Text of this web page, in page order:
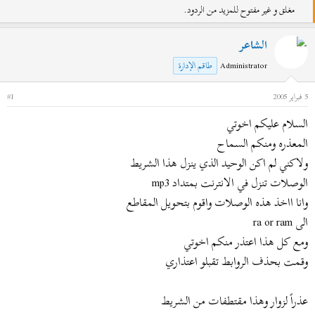
د
ئ
ا
م
و
ض
و
ع
ر
ي
خ
ا
ل
د
ء
مغلق و غير مفتوح للمزيد من الردود.
الشاعر
Administrator طاقم الإدارة
5 فبراير 2005
#1
السلام عليكم اخوتي
المعذره ومنكم السماح
ولاكني لم اكن الوحيد الذي ينزل هذا الشريط
الوصلات تنزل في الانترنت بمتداد mp3
وانا ااخذ هذه الوصلات واقوم بتحويل المقاطع
الى ra or ram
ومع كل هذا اعتذر منكم اخوتي
وقمت بحذف الروابط تقبلو اعتذاري
عذراً لزوار وهذا مقتطفات من الشريط